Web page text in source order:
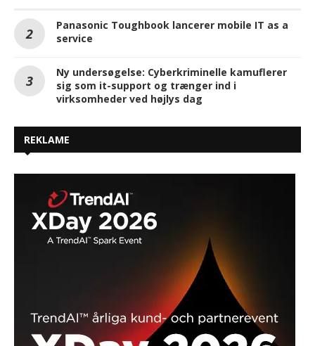
Panasonic Toughbook lancerer mobile IT as a
service
Ny undersøgelse: Cyberkriminelle kamuflerer
sig som it-support og trænger ind i
virksomheder ved højlys dag
REKLAME